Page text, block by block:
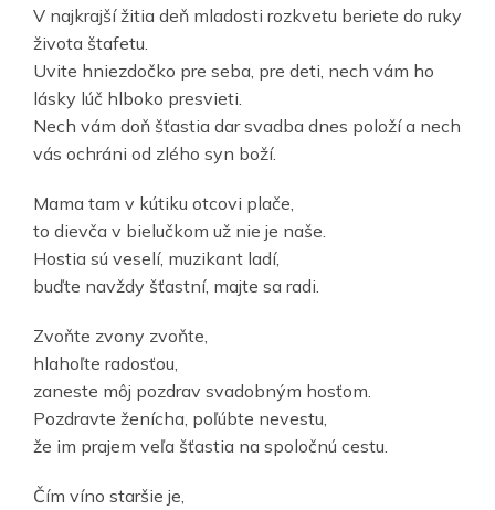
V najkrajší žitia deň mladosti rozkvetu beriete do ruky
života štafetu.
Uvite hniezdočko pre seba, pre deti, nech vám ho
lásky lúč hlboko presvieti.
Nech vám doň šťastia dar svadba dnes položí a nech
vás ochráni od zlého syn boží.
Mama tam v kútiku otcovi plače,
to dievča v bielučkom už nie je naše.
Hostia sú veselí, muzikant ladí,
buďte navždy šťastní, majte sa radi.
Zvoňte zvony zvoňte,
hlahoľte radosťou,
zaneste môj pozdrav svadobným hosťom.
Pozdravte ženícha, poľúbte nevestu,
že im prajem veľa šťastia na spoločnú cestu.
Čím víno staršie je,